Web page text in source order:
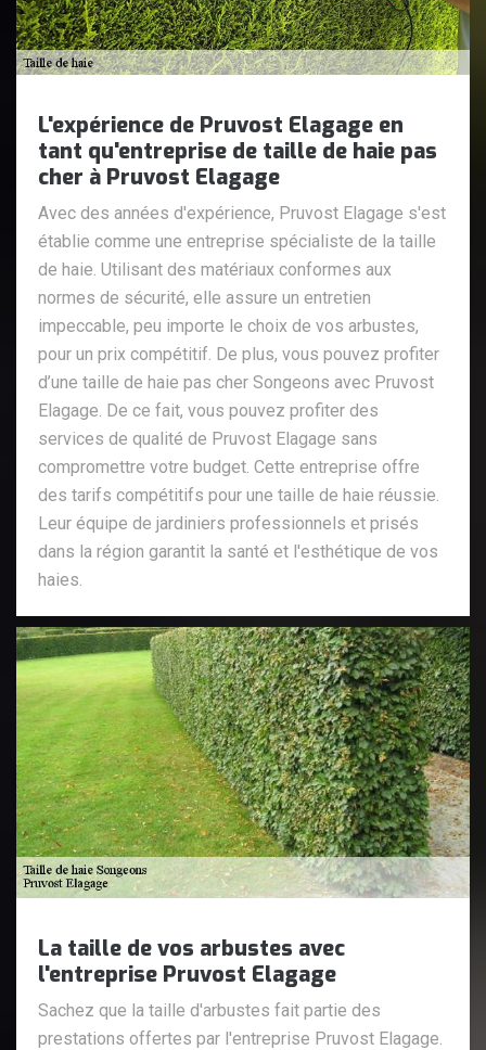
L'expérience de Pruvost Elagage en
tant qu'entreprise de taille de haie pas
cher à Pruvost Elagage
Avec des années d'expérience, Pruvost Elagage s'est
établie comme une entreprise spécialiste de la taille
de haie. Utilisant des matériaux conformes aux
normes de sécurité, elle assure un entretien
impeccable, peu importe le choix de vos arbustes,
pour un prix compétitif. De plus, vous pouvez profiter
d’une taille de haie pas cher Songeons avec Pruvost
Elagage. De ce fait, vous pouvez profiter des
services de qualité de Pruvost Elagage sans
compromettre votre budget. Cette entreprise offre
des tarifs compétitifs pour une taille de haie réussie.
Leur équipe de jardiniers professionnels et prisés
dans la région garantit la santé et l'esthétique de vos
haies.
La taille de vos arbustes avec
l'entreprise Pruvost Elagage
Sachez que la taille d'arbustes fait partie des
prestations offertes par l'entreprise Pruvost Elagage.